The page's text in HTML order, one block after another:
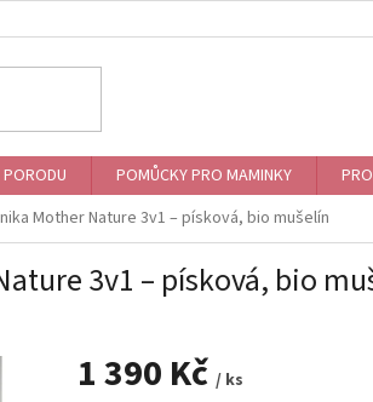
POMŮCKY PRO MAMINKY
Mother Nature 3v1 – písková, bio mušelín
3v1 – písková, bio
1 390 Kč / ks